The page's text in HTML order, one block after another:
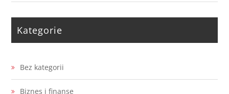
Kategorie
Bez kategorii
Biznes i finanse